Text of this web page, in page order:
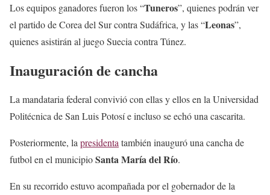
Los equipos ganadores fueron los “Tuneros”, quienes podrán ver
el partido de Corea del Sur contra Sudáfrica, y las “Leonas”,
quienes asistirán al juego Suecia contra Túnez.
Inauguración de cancha
La mandataria federal convivió con ellas y ellos en la Universidad
Politécnica de San Luis Potosí e incluso se echó una cascarita.
Posteriormente, la presidenta también inauguró una cancha de
futbol en el municipioSanta María del Río.
En su recorrido estuvo acompañada por el gobernador de la